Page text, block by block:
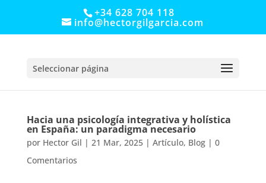
+34 628 704 118
info@hectorgilgarcia.com
Seleccionar página
Hacia una psicología integrativa y holística
en España: un paradigma necesario
por Hector Gil | 21 Mar, 2025| Artículo, Blog| 0
Comentarios